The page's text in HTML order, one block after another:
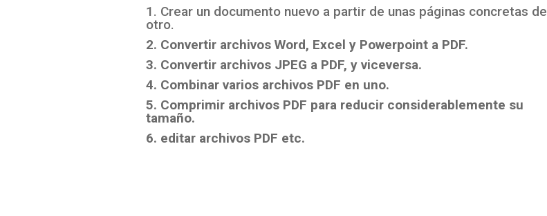
1. Crear un documento nuevo a partir de unas páginas concretas de
otro.
2. Convertir archivos Word, Excel y Powerpoint a PDF.
3. Convertir archivos JPEG a PDF, y viceversa.
4. Combinar varios archivos PDF en uno.
5. Comprimir archivos PDF para reducir considerablemente su
tamaño.
6. editar archivos PDF etc.